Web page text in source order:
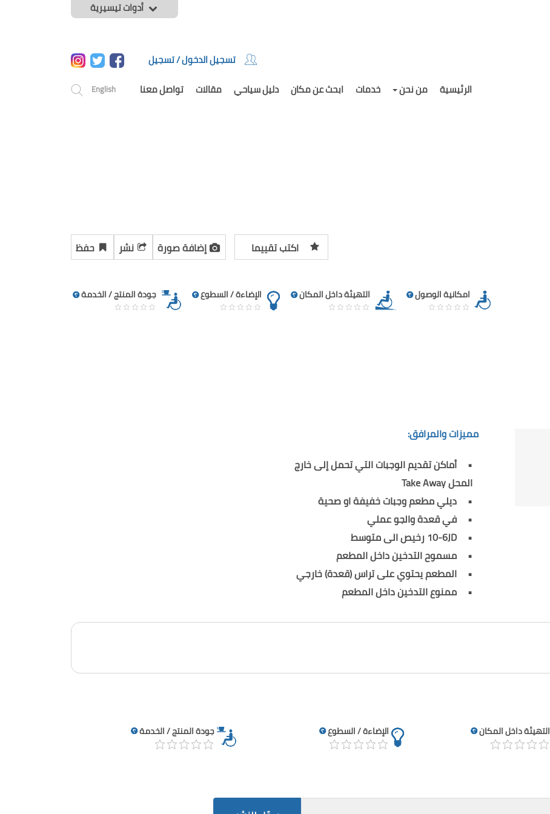
أدوات تيسيرية
تسجيل الدخول / تسجيل
English الرئيسية من نحن خدمات ابحث عن مكان دليل سياحي مقالات تواصل معنا
اكتب تقييما إضافة صورة نشر حفظ
امكانية الوصول التهيئة داخل المكان الإضاءة / السطوع جودة المنتج / الخدمة
مميزات والمرافق:
أماكن تقديم الوجبات التي تحمل إلى خارج
المحل Take Away
ديلي مطعم وجبات خفيفة او صحية
في قعدة والجو عملي
10-6JD رخيص الى متوسط
مسموح التدخين داخل المطعم
المطعم يحتوي على تراس (قعدة) خارجي
ممنوع التدخين داخل المطعم
التهيئة داخل المكان الإضاءة / السطوع جودة المنتج / الخدمة